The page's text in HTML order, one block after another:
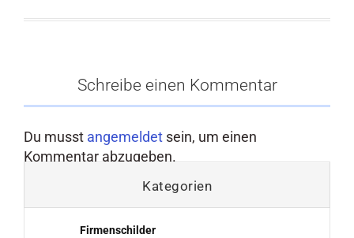
Schreibe einen Kommentar
Du musst angemeldet sein, um einen
Kommentar abzugeben.
Kategorien
Firmenschilder